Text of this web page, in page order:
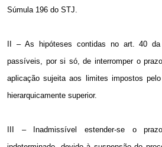
Súmula 196 do STJ.
II – As hipóteses contidas no art. 40
passíveis, por si só, de interromper o
aplicação sujeita aos limites impostos
hierarquicamente superior.
III – Inadmissível estender-se o